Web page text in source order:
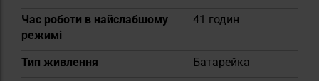
Час роботи в найслабшому
режимі
41 годин
Тип живлення
Батарейка